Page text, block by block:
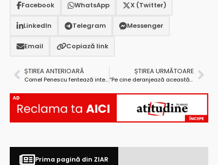
Facebook WhatsApp X (Twitter)
LinkedIn Telegram Messenger
Email Copiază link
ȘTIREA ANTERIOARĂ
Cornel Penescu fentează interceptările! Se întâlnește cu antrenorii în stradă
ȘTIREA URMĂTOARE
“Pe cine deranjează această analiză privind nerealizarea lucrărilor de investiţii?”
AD
Prima pagină din ZIAR